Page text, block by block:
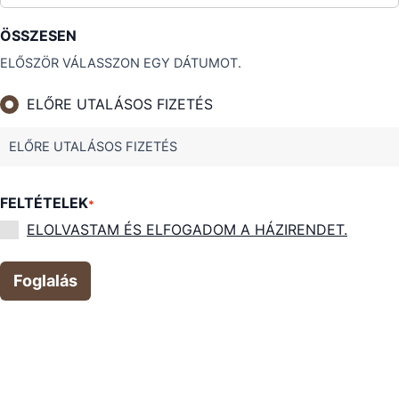
ÖSSZESEN
ELŐSZÖR VÁLASSZON EGY DÁTUMOT.
ELŐRE UTALÁSOS FIZETÉS
ELŐRE UTALÁSOS FIZETÉS
FELTÉTELEK*
ELOLVASTAM ÉS ELFOGADOM A HÁZIRENDET.
Foglalás